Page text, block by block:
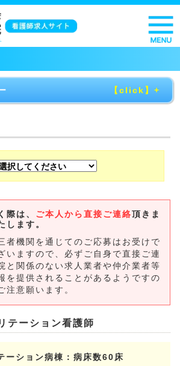
(既卒看護師の方)
(介護士・看護補助・看護助手・ナ
し、入職された方には入職支度金
します。 (※支給条件あり)
(歯科衛生士の方)
望の方)
は、 ご本人から直接ご連絡頂きま
します。
者機関を通じてのご応募はお受けで
いますので、必ずご自身で直接ご連
と関係のない求人業者や仲介業者等
を提供されることがあるようですの
注意願います。
テーション看護師
ーション病棟：病床数60床